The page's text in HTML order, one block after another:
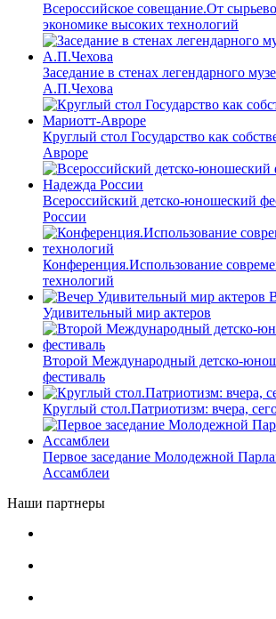
Всероссийское совещание.От
экономике высоких технологий
Заседание в стенах легендарного
А.П.Чехова
Круглый стол Государство как
Авроре
Всероссийский детско-юношеский
России
Конференция.Использование
технологий
Удивительный мир актеров
Второй Международный детско-
фестиваль
Круглый стол.Патриотизм: вчера,
Первое заседание Молодежной
Ассамблеи
Наши партнеры